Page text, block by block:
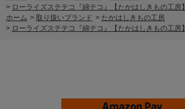
> ローライズステテコ『綿テコ』【たかはしきもの工房】
ホーム > 取り扱いブランド > たかはしきもの工房
> ローライズステテコ『綿テコ』【たかはしきもの工房】